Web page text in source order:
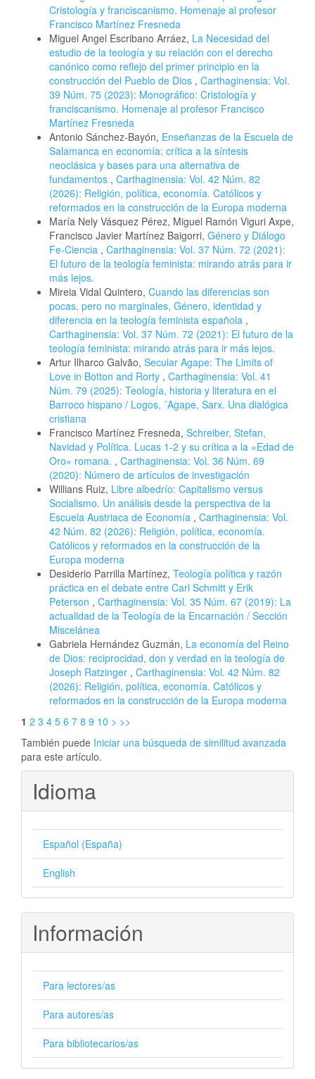
Cristología y franciscanismo. Homenaje al profesor
Francisco Martínez Fresneda
Miguel Angel Escribano Arráez, La Necesidad del
estudio de la teología y su relación con el derecho
canónico como reflejo del primer principio en la
construcción del Pueblo de Dios , Carthaginensia: Vol.
39 Núm. 75 (2023): Monográfico: Cristología y
franciscanismo. Homenaje al profesor Francisco
Martínez Fresneda
Antonio Sánchez-Bayón, Enseñanzas de la Escuela de
Salamanca en economía: crítica a la síntesis
neoclásica y bases para una alternativa de
fundamentos , Carthaginensia: Vol. 42 Núm. 82
(2026): Religión, política, economía. Católicos y
reformados en la construcción de la Europa moderna
María Nely Vásquez Pérez, Miguel Ramón Viguri Axpe,
Francisco Javier Martínez Baigorri, Género y Diálogo
Fe-Ciencia , Carthaginensia: Vol. 37 Núm. 72 (2021):
El futuro de la teología feminista: mirando atrás para ir
más lejos.
Mireia Vidal Quintero, Cuando las diferencias son
pocas, pero no marginales, Género, identidad y
diferencia en la teología feminista española ,
Carthaginensia: Vol. 37 Núm. 72 (2021): El futuro de la
teología feminista: mirando atrás para ir más lejos.
Artur Ilharco Galvão, Secular Agape: The Limits of
Love in Botton and Rorty , Carthaginensia: Vol. 41
Núm. 79 (2025): Teología, historia y literatura en el
Barroco hispano / Logos, ´Agape, Sarx. Una dialógica
cristiana
Francisco Martínez Fresneda, Schreiber, Stefan,
Navidad y Política. Lucas 1-2 y su crítica a la «Edad de
Oro» romana. , Carthaginensia: Vol. 36 Núm. 69
(2020): Número de artículos de investigación
Willians Ruiz, Libre albedrío: Capitalismo versus
Socialismo. Un análisis desde la perspectiva de la
Escuela Austriaca de Economía , Carthaginensia: Vol.
42 Núm. 82 (2026): Religión, política, economía.
Católicos y reformados en la construcción de la
Europa moderna
Desiderio Parrilla Martínez, Teología política y razón
práctica en el debate entre Carl Schmitt y Erik
Peterson , Carthaginensia: Vol. 35 Núm. 67 (2019): La
actualidad de la Teología de la Encarnación / Sección
Miscelánea
Gabriela Hernández Guzmán, La economía del Reino
de Dios: reciprocidad, don y verdad en la teología de
Joseph Ratzinger , Carthaginensia: Vol. 42 Núm. 82
(2026): Religión, política, economía. Católicos y
reformados en la construcción de la Europa moderna
1 2 3 4 5 6 7 8 9 10 > >>
También puede Iniciar una búsqueda de similitud avanzada
para este artículo.
Idioma
Español (España)
English
Información
Para lectores/as
Para autores/as
Para bibliotecarios/as